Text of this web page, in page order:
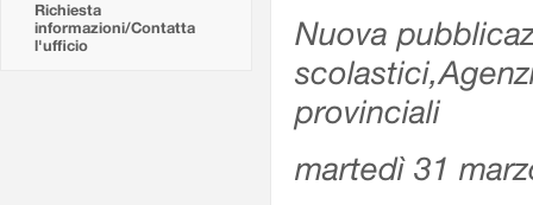
Richiesta
informazioni/Contatta
l'ufficio
Nuova
provinciali
martedì 31